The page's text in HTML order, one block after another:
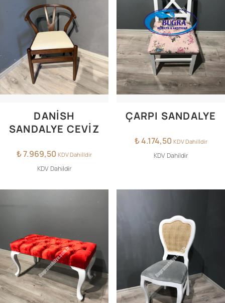
DANISH
SANDALYE CEVIZ
₺7.969,50 KDV Dahilldir
KDV Dahildir
ÇARPI SANDALYE
₺4.174,50 KDV Dahilldir
KDV Dahildir